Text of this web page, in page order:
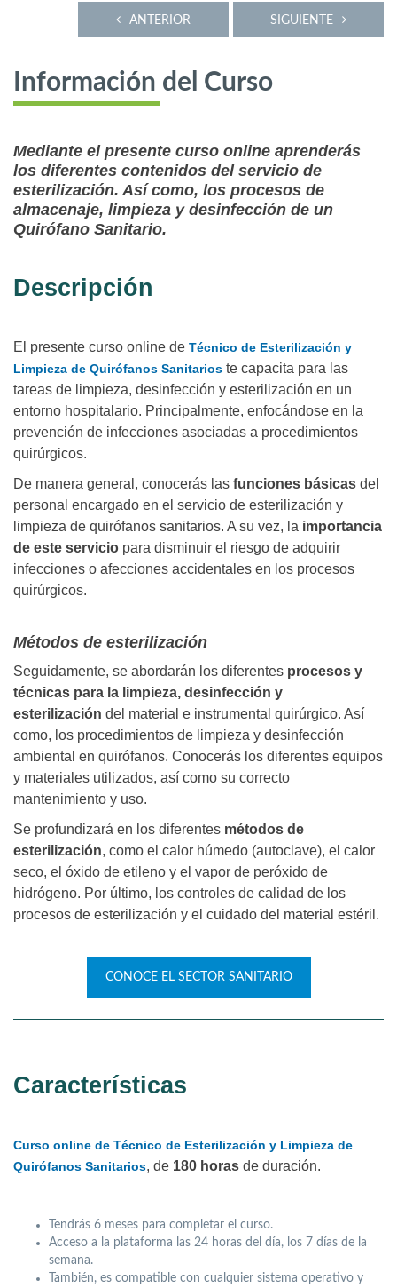
SIGUIENTE
ANTERIOR
Información del Curso
Mediante el presente curso online aprenderás
los diferentes contenidos del servicio de
esterilización. Así como, los procesos de
almacenaje, limpieza y desinfección de un
Quirófano Sanitario.
Descripción
El presente curso online de Técnico de Esterilización y
Limpieza de Quirófanos Sanitarios te capacita para las
tareas de limpieza, desinfección y esterilización en un
entorno hospitalario. Principalmente, enfocándose en la
prevención de infecciones asociadas a procedimientos
quirúrgicos.
De manera general, conocerás las funciones básicas del
personal encargado en el servicio de esterilización y
limpieza de quirófanos sanitarios. A su vez, la importancia
de este servicio para disminuir el riesgo de adquirir
infecciones o afecciones accidentales en los procesos
quirúrgicos.
Métodos de esterilización
Seguidamente, se abordarán los diferentes procesos y
técnicas para la limpieza, desinfección y
esterilización del material e instrumental quirúrgico. Así
como, los procedimientos de limpieza y desinfección
ambiental en quirófanos. Conocerás los diferentes equipos
y materiales utilizados, así como su correcto
mantenimiento y uso.
Se profundizará en los diferentes métodos de
esterilización, como el calor húmedo (autoclave), el calor
seco, el óxido de etileno y el vapor de peróxido de
hidrógeno. Por último, los controles de calidad de los
procesos de esterilización y el cuidado del material estéril.
CONOCE EL SECTOR SANITARIO
Características
Curso online de Técnico de Esterilización y Limpieza de
Quirófanos Sanitarios, de 180 horas de duración.
Tendrás 6 meses para completar el curso.
Acceso a la plataforma las 24 horas del día, los 7 días de la
semana.
También, es compatible con cualquier sistema operativo y